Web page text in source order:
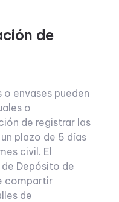
de
envases pueden
o
de registrar las
plazo de 5 días
civil. El
Depósito de
compartir
de